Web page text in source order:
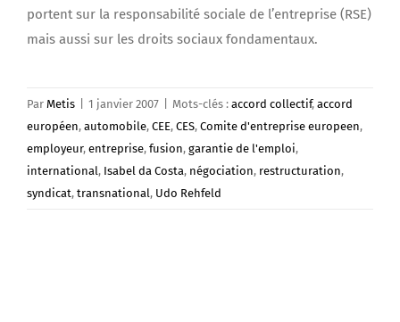
portent sur la responsabilité sociale de l’entreprise (RSE)
mais aussi sur les droits sociaux fondamentaux.
Par Metis 1 janvier 2007 Mots-clés : accord collectif, accord
européen, automobile, CEE, CES, Comite d'entreprise europeen,
employeur, entreprise, fusion, garantie de l'emploi,
international, Isabel da Costa, négociation, restructuration,
syndicat, transnational, Udo Rehfeld